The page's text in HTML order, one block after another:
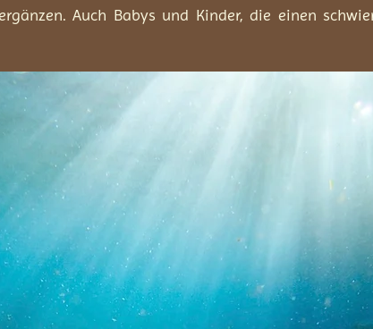
Auch Babys und Kinder, die einen